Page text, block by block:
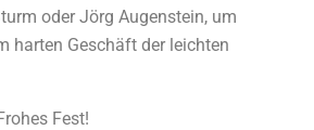
oder Jörg Augenstein, um
harten Geschäft der leichten
Fest!